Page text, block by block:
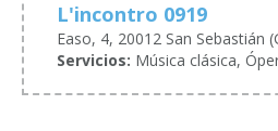
L'incontro 0919
Easo, 4, 20012 San Sebastián
Servicios: Música clásica,